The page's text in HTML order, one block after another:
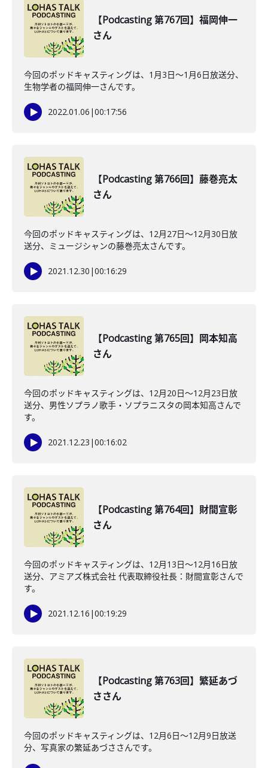
【Podcasting 第767回】福岡伸一
さん
今回のポッドキャスティングは、1月3日〜1月6日放送分、
生物学者の福岡伸一さんです。
2022.01.06 |00:17:56
【Podcasting 第766回】藤巻亮太
さん
今回のポッドキャスティングは、12月27日〜12月30日放
送分、ミュージシャンの藤巻亮太さんです。
2021.12.30 |00:16:29
【Podcasting 第765回】岡本知高
さん
今回のポッドキャスティングは、12月20日〜12月23日放
送分、男性ソプラノ歌手・ソプラニスタの岡本知高さんで
す。
2021.12.23 |00:16:02
【Podcasting 第764回】財間宣彰
さん
今回のポッドキャスティングは、12月13日〜12月16日放
送分、アミアズ株式会社 代表取締役社長：財間宣彰さんで
す。
2021.12.16 |00:19:29
【Podcasting 第763回】繁延あづ
ささん
今回のポッドキャスティングは、12月6日〜12月9日放送
分、写真家の繁延あづささんです。